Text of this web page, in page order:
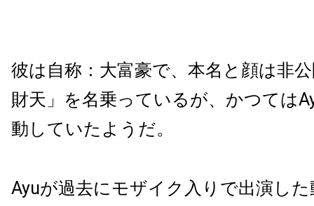
彼は自称：大富豪で、本名と顔は非
財天」を名乗っているが、かつては
動していたようだ。
Ayuが過去にモザイク入りで出演し